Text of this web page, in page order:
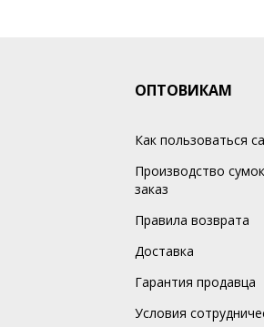
ОПТОВИКАМ
Как пользоваться
Производство
заказ
Правила возврата
Доставка
Гарантия продавца
Условия